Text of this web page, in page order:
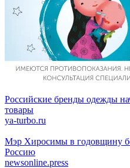
Российские бренды одежды
товары
ya-turbo.ru
Мэр Хиросимы в годовщину
Россию
newsonline.press